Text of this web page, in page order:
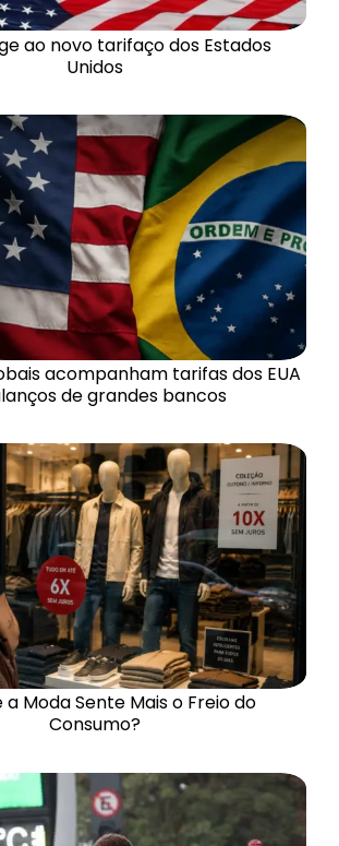
ao novo tarifaço dos Estados
Unidos
acompanham tarifas dos EUA
de grandes bancos
a Moda Sente Mais o Freio do
Consumo?